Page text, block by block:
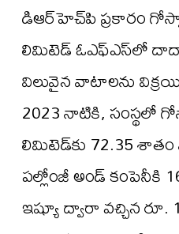
డిఆర్‌హెచ్‌పి ప్రకారం
లిమిటెడ్ ఓఎఫ్‌ఎస్‌లో
విలువైన వాటాలను
2023 నాటికి, సంస్థలో
లిమిటెడ్‌కు 72.35
పల్లోంజీ అండ్ కంపెనీకి
ఇష్యూ ద్వారా వచ్చిన రూ.